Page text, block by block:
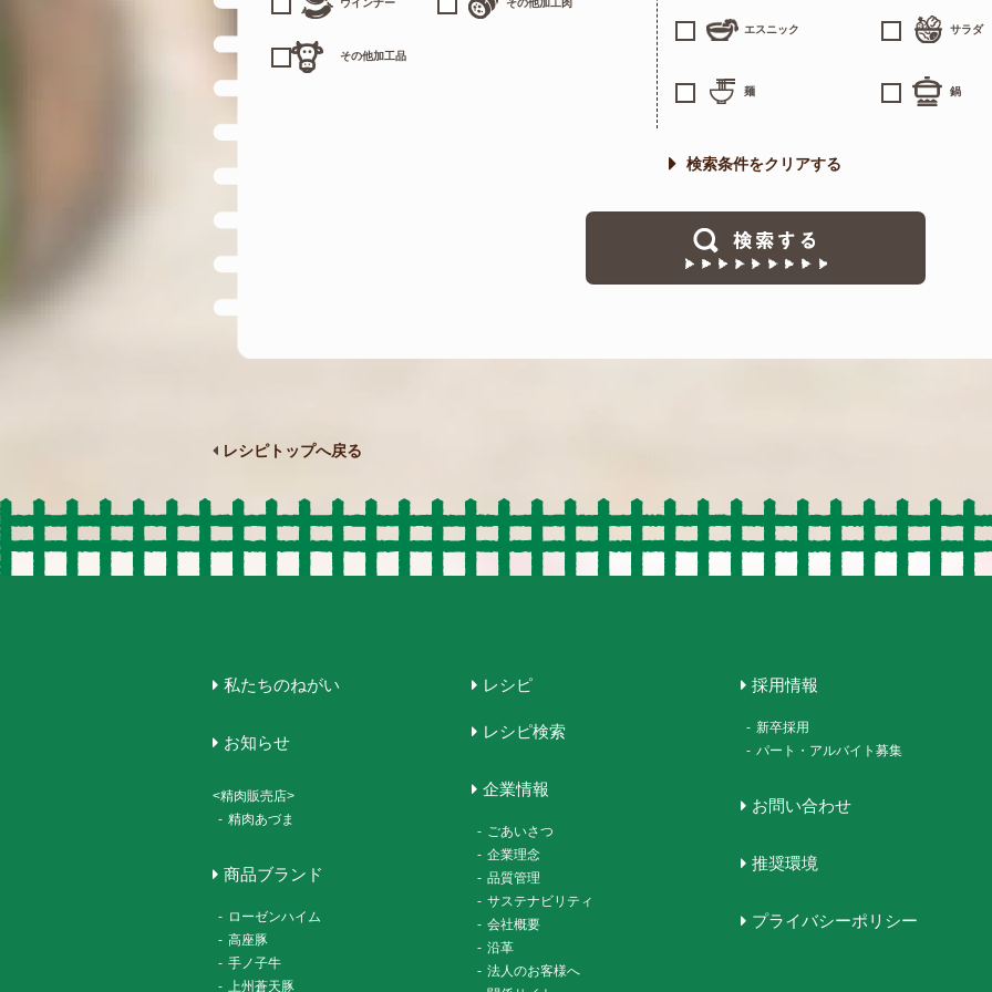
ウインナー その他加工肉
その他加工品
エスニック
麺
サラダ
鍋
検索条件をクリアする
レシピトップへ戻る
私たちのねがい
お知らせ
<精肉販売店>
- 精肉あづま
商品ブランド
- ローゼンハイム
- 高座豚
- 手ノ子牛
- 上州蒼天豚
レシピ
レシピ検索
企業情報
- ごあいさつ
- 企業理念
- 品質管理
- サステナビリティ
- 会社概要
- 沿革
- 法人のお客様へ
採用情報
- 新卒採用
- パート・アルバイト募集
お問い合わせ
推奨環境
プライバシーポリシー